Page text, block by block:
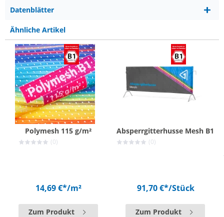
Datenblätter
Ähnliche Artikel
Polymesh 115 g/m²
(0)
14,69 €*/m²
Zum Produkt
Absperrgitterhusse Mesh B1
(0)
91,70 €*/Stück
Zum Produkt